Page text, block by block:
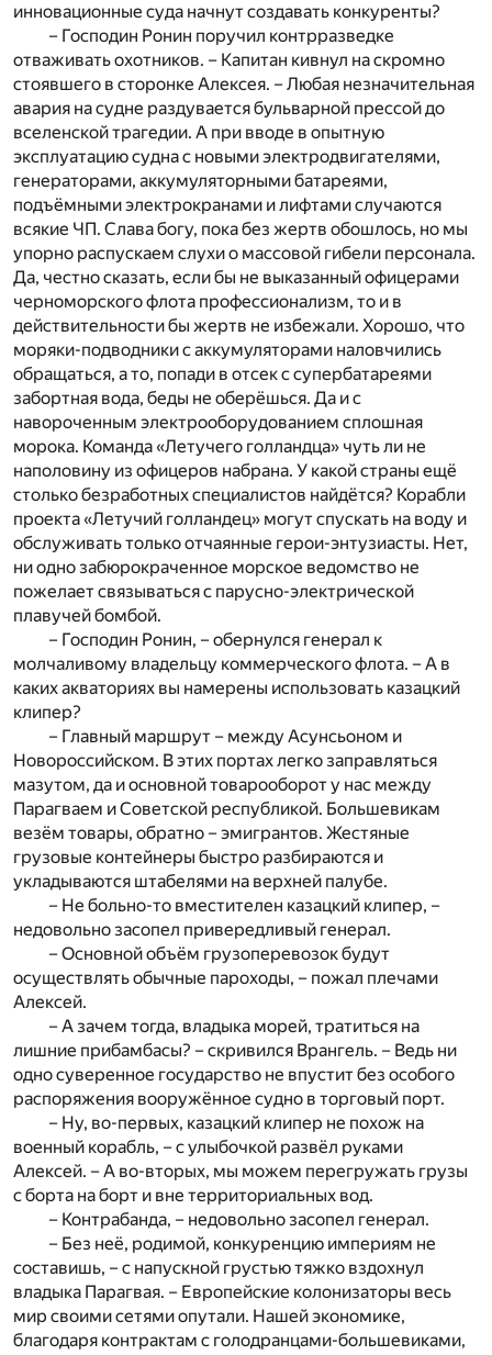
инновационные суда начнут создавать конкуренты?
– Господин Ронин поручил контрразведке
отваживать охотников. – Капитан кивнул на скромно
стоявшего в сторонке Алексея. – Любая незначительная
авария на судне раздувается бульварной прессой до
вселенской трагедии. А при вводе в опытную
эксплуатацию судна с новыми электродвигателями,
генераторами, аккумуляторными батареями,
подъёмными электрокранами и лифтами случаются
всякие ЧП. Слава богу, пока без жертв обошлось, но мы
упорно распускаем слухи о массовой гибели персонала.
Да, честно сказать, если бы не выказанный офицерами
черноморского флота профессионализм, то и в
действительности бы жертв не избежали. Хорошо, что
моряки-подводники с аккумуляторами наловчились
обращаться, а то, попади в отсек с супербатареями
забортная вода, беды не оберёшься. Да и с
навороченным электрооборудованием сплошная
морока. Команда «Летучего голландца» чуть ли не
наполовину из офицеров набрана. У какой страны ещё
столько безработных специалистов найдётся? Корабли
проекта «Летучий голландец» могут спускать на воду и
обслуживать только отчаянные герои-энтузиасты. Нет,
ни одно забюрокраченное морское ведомство не
пожелает связываться с парусно-электрической
плавучей бомбой.
– Господин Ронин, – обернулся генерал к
молчаливому владельцу коммерческого флота. – А в
каких акваториях вы намерены использовать казацкий
клипер?
– Главный маршрут – между Асунсьоном и
Новороссийском. В этих портах легко заправляться
мазутом, да и основной товарооборот у нас между
Парагваем и Советской республикой. Большевикам
везём товары, обратно – эмигрантов. Жестяные
грузовые контейнеры быстро разбираются и
укладываются штабелями на верхней палубе.
– Не больно-то вместителен казацкий клипер, –
недовольно засопел привередливый генерал.
– Основной объём грузоперевозок будут
осуществлять обычные пароходы, – пожал плечами
Алексей.
– А зачем тогда, владыка морей, тратиться на
лишние прибамбасы? – скривился Врангель. – Ведь ни
одно суверенное государство не впустит без особого
распоряжения вооружённое судно в торговый порт.
– Ну, во-первых, казацкий клипер не похож на
военный корабль, – с улыбочкой развёл руками
Алексей. – А во-вторых, мы можем перегружать грузы
с борта на борт и вне территориальных вод.
– Контрабанда, – недовольно засопел генерал.
– Без неё, родимой, конкуренцию империям не
составишь, – с напускной грустью тяжко вздохнул
владыка Парагвая. – Европейские колонизаторы весь
мир своими сетями опутали. Нашей экономике,
благодаря контрактам с голодранцами-большевиками,